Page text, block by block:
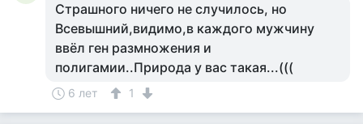
Страшного ничего не случилось, но
Всевышний,видимо,в каждого мужчину
ввёл ген размножения и
полигамии..Природа у вас такая...(((
6 лет 1